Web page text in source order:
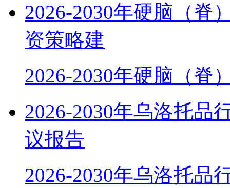
2026-2030年硬脑（脊
资策略建
2026-2030年硬脑（脊
2026-2030年乌洛托品
议报告
2026-2030年乌洛托品